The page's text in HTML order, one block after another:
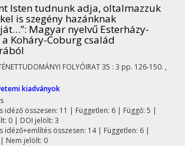
Isten tudnunk adja, oltalmazzuk
is szegény hazánknak
: Magyar nyelvű Esterházy-
a Koháry-Coburg család
FOLYÓIRAT35 : 3 pp. 126-150. ,
kiadványok
idéző összesen: 11 | Független: 6 | Függő: 5 |
0 | DOI jelölt: 3
idéző+említés összesen: 14| Független: 6 |
| Nem jelölt: 0